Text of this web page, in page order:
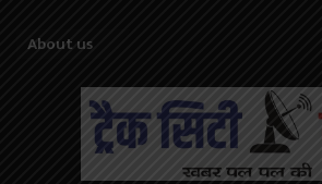
About us